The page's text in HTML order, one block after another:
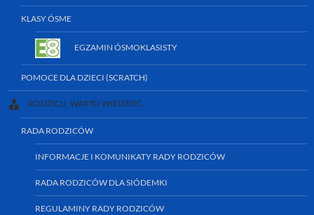
KLASY ÓSME
EGZAMIN ÓSMOKLASISTY
POMOCE DLA DZIECI (SCRATCH)
RODZICU, WARTO WIEDZIEĆ…
RADA RODZICÓW
INFORMACJE I KOMUNIKATY RADY RODZICÓW
RADA RODZICÓW DLA SIÓDEMKI
REGULAMINY RADY RODZICÓW